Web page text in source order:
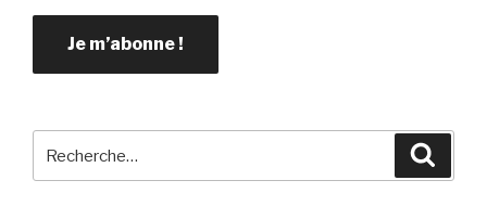
pour